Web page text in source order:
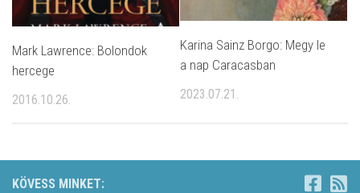
Mark Lawrence: Bolondok
hercege
2016.10.26.
Karina Sainz Borgo: Megy le
a nap Caracasban
2023.07.21.
KÖVESS MINKET: